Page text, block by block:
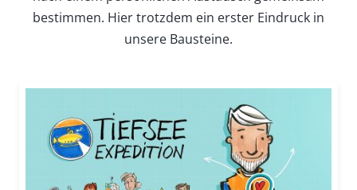
bestimmen. Hier trotzdem ein erster Eindruck in
unsere Bausteine.